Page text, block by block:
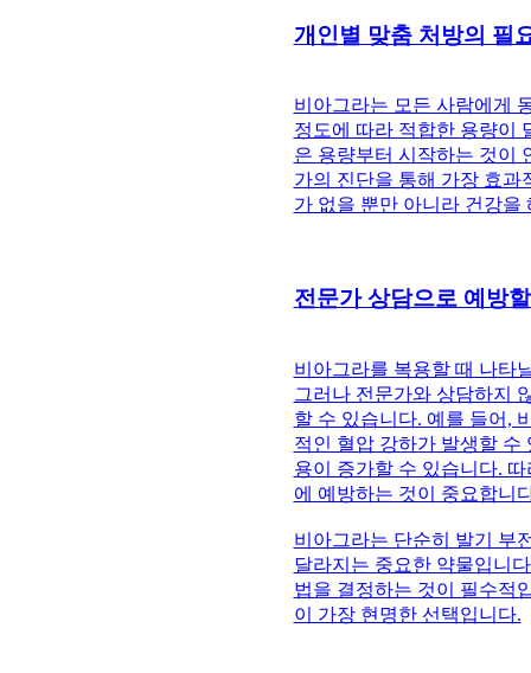
개인별 맞춤 처방의 필
비아그라는 모든 사람에게
정도에 따라 적합한 용량이
은 용량부터 시작하는 것이
가의 진단을 통해 가장 효과
가 없을 뿐만 아니라 건강을
전문가 상담으로 예방
비아그라를 복용할 때 나타
그러나 전문가와 상담하지
할 수 있습니다. 예를 들어,
적인 혈압 강하가 발생할 수
용이 증가할 수 있습니다.
에 예방하는 것이 중요합니
비아그라는 단순히 발기 부
달라지는 중요한 약물입니
법을 결정하는 것이 필수적
이 가장 현명한 선택입니다.